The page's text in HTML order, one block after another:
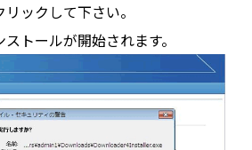
ックして下さい。
トールが開始されます。